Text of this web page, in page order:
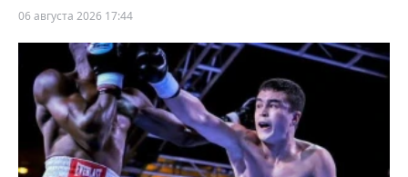
06 августа 2026 17:44